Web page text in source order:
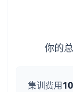
你的
集训费用